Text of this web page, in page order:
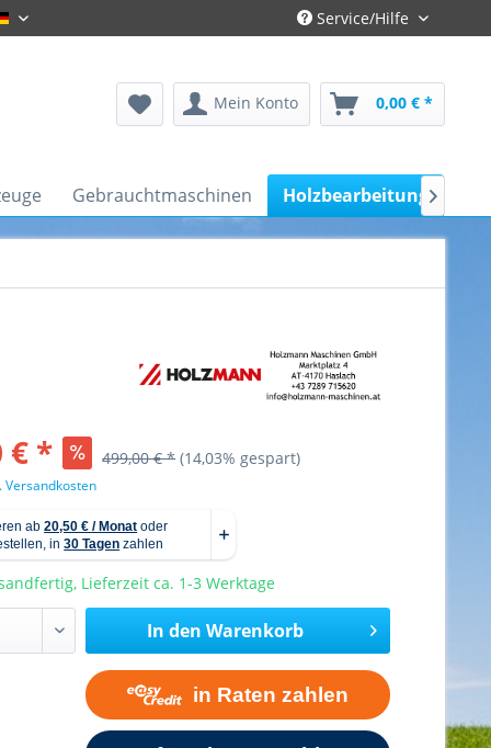
Gronau-Deutsch Service/Hilfe
Mein Konto 0,00 € *
Gebrauchtmaschinen Holzbearbeitung 
€ * 499,00 € * (14,03% gespart)
Versandkosten
Lieferzeit ca. 1-3 Werktage
In den Warenkorb